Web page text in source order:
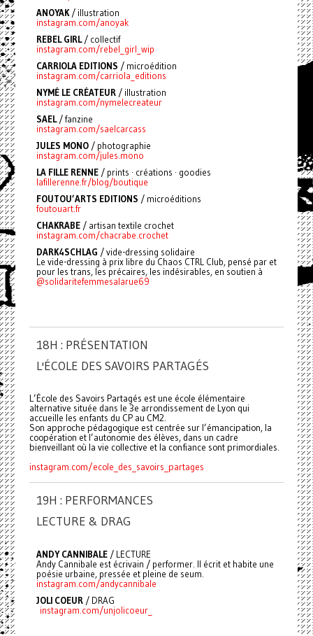
ANOYAK/ illustration
instagram.com/anoyak
REBEL GIRL/ collectif
instagram.com/rebel_girl_wip
CARRIOLA EDITIONS / microédition
instagram.com/carriola_editions
NYMÉ LE CRÉATEUR/ illustration
instagram.com/nymelecreateur
SAEL/ fanzine
instagram.com/saelcarcass
JULES MONO/ photographie
instagram.com/jules.mono
LA FILLE RENNE/ prints · créations · goodies
lafillerenne.fr/blog/boutique
FOUTOU’ARTS EDITIONS / microéditions
foutouart.fr
CHAKRABE/ artisan textile crochet
instagram.com/chacrabe.crochet
DARK4SCHLAG / vide-dressing solidaire
Le vide-dressing à prix libre du Chaos CTRL Club, pensé par et
pour les trans, les précaires, les indésirables, en soutien à
@solidaritefemmesalarue69
18H : PRÉSENTATION
L'ÉCOLE DES SAVOIRS PARTAGÉS
L’École des Savoirs Partagés est une école élémentaire
alternative située dans le 3e arrondissement de Lyon qui
accueille les enfants du CP au CM2.
Son approche pédagogique est centrée sur l’émancipation, la
coopération et l’autonomie des élèves, dans un cadre
bienveillant où la vie collective et la confiance sont primordiales.
instagram.com/ecole_des_savoirs_partages
19H : PERFORMANCES
LECTURE & DRAG
ANDY CANNIBALE/ LECTURE
Andy Cannibale est écrivain / performer. Il écrit et habite une
poésie urbaine, pressée et pleine de seum.
instagram.com/andycannibale
JOLI COEUR/ DRAG
instagram.com/unjolicoeur_